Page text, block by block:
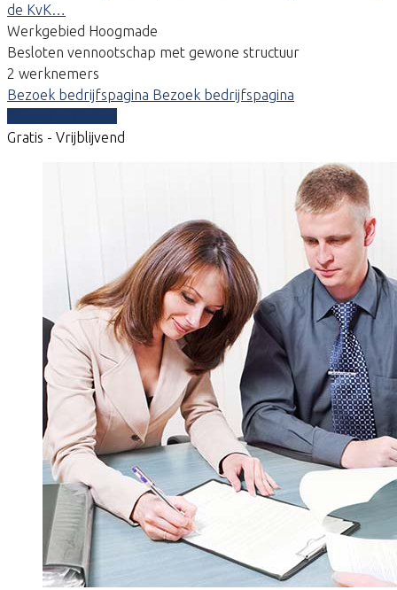
de KvK…
Werkgebied Hoogmade
Besloten vennootschap met gewone structuur
2 werknemers
Bezoek bedrijfspagina Bezoek bedrijfspagina
Gratis - Vrijblijvend